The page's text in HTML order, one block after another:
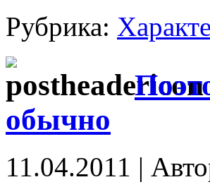
Рубрика:
обычно
11.04.2011 |